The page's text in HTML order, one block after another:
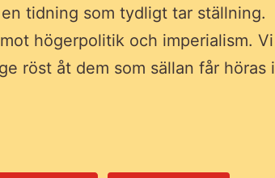
tidning som tydligt tar ställning.
högerpolitik och imperialism. Vi
röst åt dem som sällan får höras i